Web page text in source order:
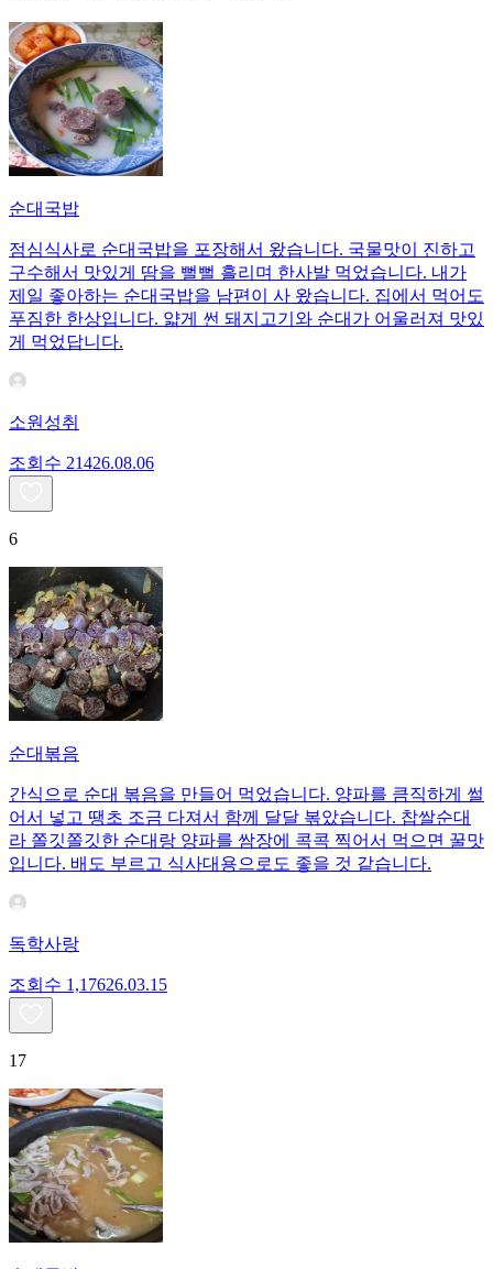
순대국밥
점심식사로 순대국밥을 포장해서 왔습니다. 국물맛이 진하고
구수해서 맛있게 땀을 뻘뻘 흘리며 한사발 먹었습니다. 내가
제일 좋아하는 순대국밥을 남편이 사 왔습니다. 집에서 먹어도
푸짐한 한상입니다. 얇게 썬 돼지고기와 순대가 어울러져 맛있
게 먹었답니다.
소원성취
조회수 21426.08.06
6
순대볶음
간식으로 순대 볶음을 만들어 먹었습니다. 양파를 큼직하게 썰
어서 넣고 땡초 조금 다져서 함께 달달 볶았습니다. 찹쌀순대
라 쫄깃쫄깃한 순대랑 양파를 쌈장에 콕콕 찍어서 먹으면 꿀맛
입니다. 배도 부르고 식사대용으로도 좋을 것 같습니다.
독학사랑
조회수 1,17626.03.15
17